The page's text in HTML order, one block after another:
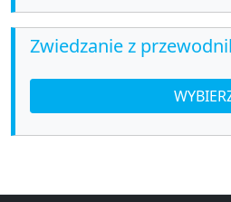
Zwiedzanie z